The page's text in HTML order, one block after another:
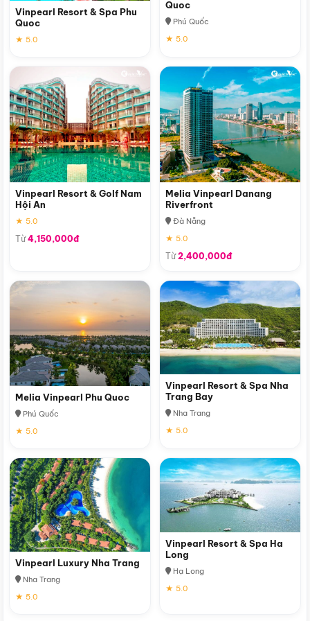
Vinpearl Resort & Spa Phu
Quoc
★ 5.0
Quoc
Phú Quốc
★ 5.0
Vinpearl Resort & Golf Nam
Hội An
★ 5.0
Từ4,150,000đ
Melia Vinpearl Danang
Riverfront
Đà Nẵng
★ 5.0
Từ2,400,000đ
Melia Vinpearl Phu Quoc
Phú Quốc
★ 5.0
Vinpearl Resort & Spa Nha
Trang Bay
Nha Trang
★ 5.0
Vinpearl Luxury Nha Trang
Nha Trang
★ 5.0
Vinpearl Resort & Spa Ha
Long
Hạ Long
★ 5.0